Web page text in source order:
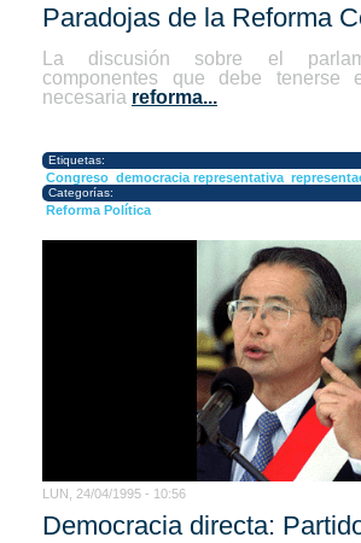
Paradojas de la Reforma
La discusión sobre el
componentes que debe tenerse
necesaria reforma...
Etiquetas:
Congreso democracia representativa
Categorías:
Reforma Política
LUN, 24/04/1995 - 10:56
Democracia directa: